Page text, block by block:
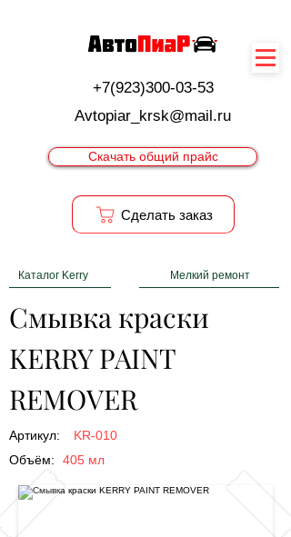
+7(923)300-03-53
Avtopiar_krsk@mail.ru
Скачать общий прайс
Cделать заказ
Каталог Kerry Мелкий ремонт
Смывка краски
KERRY PAINT
REMOVER
Артикул:
KR-010
Объём:
405 мл